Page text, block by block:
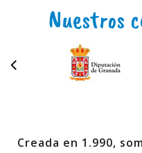
Nuestros
Creada en 1.990,